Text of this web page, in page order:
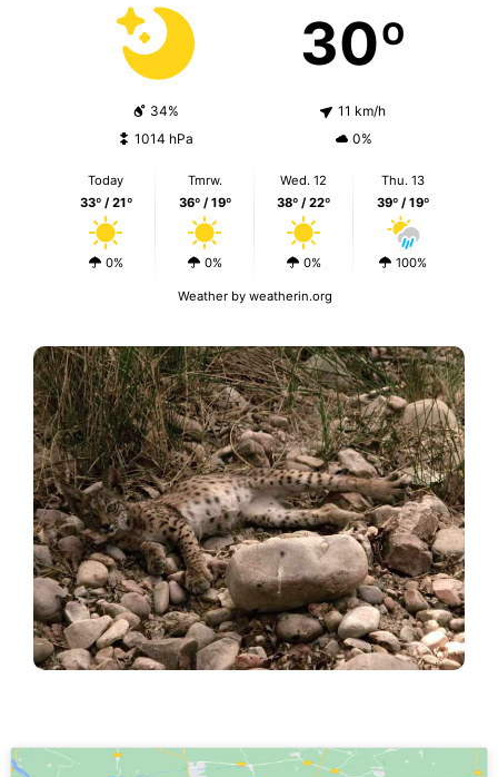
30º
34%
11 km/h
1014 hPa
0%
Today
33º / 21º
0%
Tmrw.
36º / 19º
0%
Wed. 12
38º / 22º
0%
Thu. 13
39º / 19º
100%
Weatherby weatherin.org